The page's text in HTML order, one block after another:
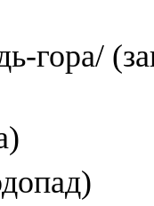
гора/